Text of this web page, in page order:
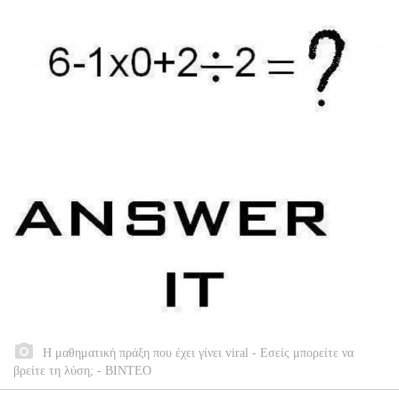
Η μαθηματική πράξη που έχει γίνει viral - Εσείς μπορείτε να
βρείτε τη λύση; - ΒΙΝΤΕΟ